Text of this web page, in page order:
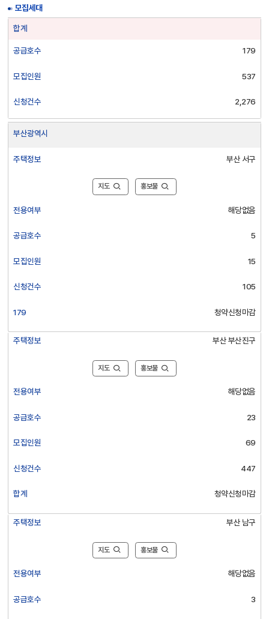
모집세대
급
정
합
급
호
당
모
인
에
한
보
공
합계
공급호수 179
모집인원 537
신청건수 2,276
주
정
전
부,
공
모
인
신
건
인
넷
계
부산광역시
주택정보 부산 서구
지도 홍보물
전용여부 해당없음
공급호수 5
모집인원 15
신청건수 105
179 청약신청마감
주택정보 부산 부산진구
지도 홍보물
전용여부 해당없음
공급호수 23
모집인원 69
신청건수 447
합계 청약신청마감
주택정보 부산 남구
지도 홍보물
전용여부 해당없음
공급호수 3